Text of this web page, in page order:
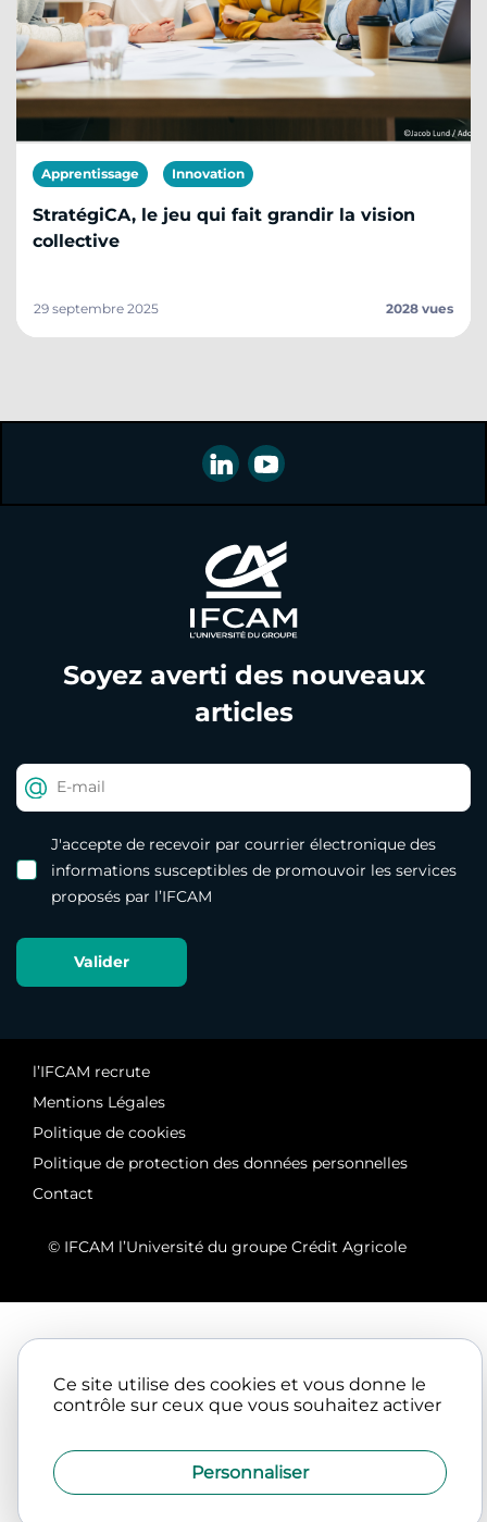
Apprentissage Innovation
StratégiCA, le jeu qui fait grandir la vision
collective
29 septembre 2025 2028 vues
Soyez averti des nouveaux
articles
J'accepte de recevoir par courrier électronique des
informations susceptibles de promouvoir les services
proposés par l’IFCAM
l’IFCAM recrute
Mentions Légales
Politique de cookies
Politique de protection des données personnelles
Contact
© IFCAM l’Université du groupe Crédit Agricole
Ce site utilise des cookies et vous donne le
contrôle sur ceux que vous souhaitez activer
Personnaliser